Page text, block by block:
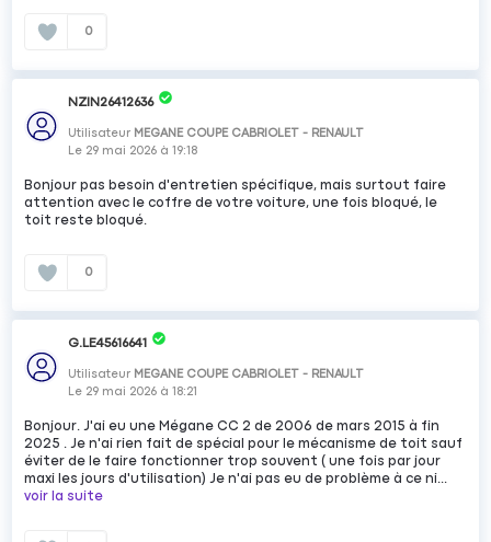
0
NZIN26412636
Utilisateur MEGANE COUPE CABRIOLET - RENAULT
Le 29 mai 2026 à19:18
Bonjour pas besoin d'entretien spécifique, mais surtout faire
attention avec le coffre de votre voiture, une fois bloqué, le
toit reste bloqué.
0
G.LE45616641
Utilisateur MEGANE COUPE CABRIOLET - RENAULT
Le 29 mai 2026 à18:21
Bonjour. J'ai eu une Mégane CC 2 de 2006 de mars 2015 à fin
2025 . Je n'ai rien fait de spécial pour le mécanisme de toit sauf
éviter de le faire fonctionner trop souvent ( une fois par jour
maxi les jours d'utilisation) Je n'ai pas eu de problème à ce ni...
voir la suite